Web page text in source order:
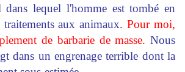
lequel l'homme est tombé en
aux animaux.Pour moi,
de barbarie de masse. Nous
dans un engrenage terrible dont la